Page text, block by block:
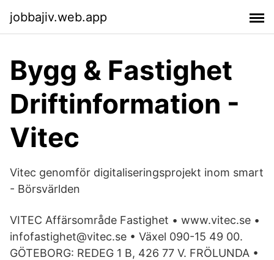
jobbajiv.web.app
Bygg & Fastighet
Driftinformation -
Vitec
Vitec genomför digitaliseringsprojekt inom smart
- Börsvärlden
VITEC Affärsområde Fastighet • www.vitec.se •
infofastighet@vitec.se • Växel 090-15 49 00.
GÖTEBORG: REDEG 1 B, 426 77 V. FRÖLUNDA •